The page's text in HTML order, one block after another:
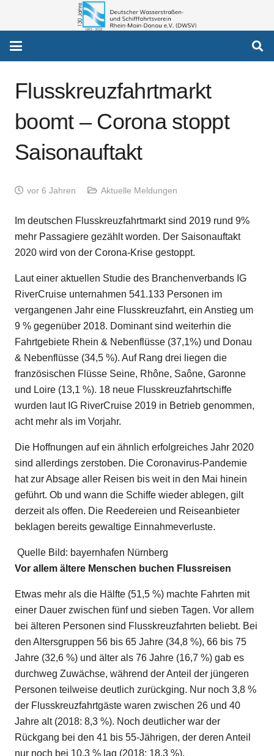
Flusskreuzfahrtmarkt
boomt – Corona stoppt
Saisonauftakt
vor 6 Jahren Aktuelle Meldungen
Im deutschen Flusskreuzfahrtmarkt sind 2019 rund 9%
mehr Passagiere gezählt worden. Der Saisonauftakt
2020 wird von der Corona-Krise gestoppt.
Laut einer aktuellen Studie des Branchenverbands IG
RiverCruise unternahmen 541.133 Personen im
vergangenen Jahr eine Flusskreuzfahrt, ein Anstieg um
9 % gegenüber 2018. Dominant sind weiterhin die
Fahrtgebiete Rhein & Nebenflüsse (37,1%) und Donau
& Nebenflüsse (34,5 %). Auf Rang drei liegen die
französischen Flüsse Seine, Rhône, Saône, Garonne
und Loire (13,1 %). 18 neue Flusskreuzfahrtschiffe
wurden laut IG RiverCruise 2019 in Betrieb genommen,
acht mehr als im Vorjahr.
Die Hoffnungen auf ein ähnlich erfolgreiches Jahr 2020
sind allerdings zerstoben. Die Coronavirus-Pandemie
hat zur Absage aller Reisen bis weit in den Mai hinein
geführt. Ob und wann die Schiffe wieder ablegen, gilt
derzeit als offen. Die Reedereien und Reiseanbieter
beklagen bereits gewaltige Einnahmeverluste.
Quelle Bild: bayernhafen Nürnberg
Vor allem ältere Menschen buchen Flussreisen
Etwas mehr als die Hälfte (51,5 %) machte Fahrten mit
einer Dauer zwischen fünf und sieben Tagen. Vor allem
bei älteren Personen sind Flusskreuzfahrten beliebt. Bei
den Altersgruppen 56 bis 65 Jahre (34,8 %), 66 bis 75
Jahre (32,6 %) und älter als 76 Jahre (16,7 %) gab es
durchweg Zuwächse, während der Anteil der jüngeren
Personen teilweise deutlich zurückging. Nur noch 3,8 %
der Flusskreuzfahrtgäste waren zwischen 26 und 40
Jahre alt (2018: 8,3 %). Noch deutlicher war der
Rückgang bei den 41 bis 55-Jährigen, der deren Anteil
nur noch bei 10,3 % lag (2018: 18,3 %).